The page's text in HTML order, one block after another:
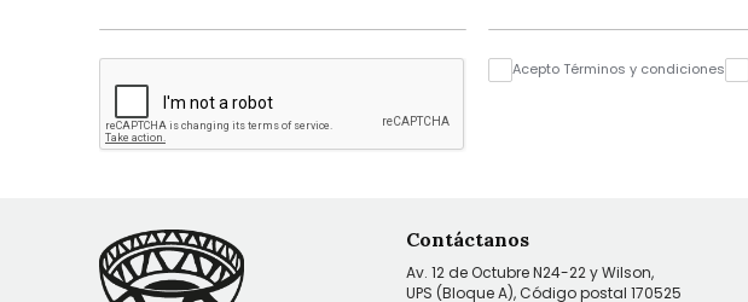
Acepto Términos y condiciones
Contáctanos
Av. 12 de Octubre N24-22 y Wilson,
UPS (Bloque A), Código postal 170525